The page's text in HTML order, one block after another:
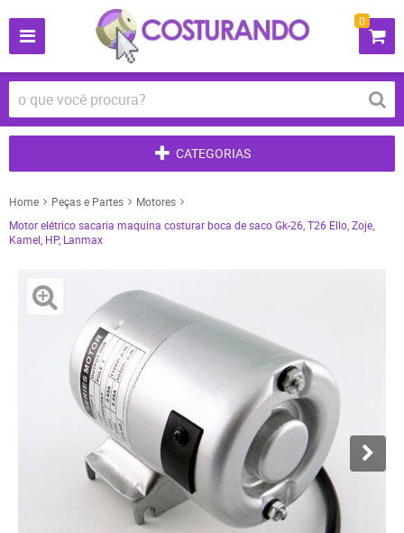
0
CATEGORIAS
Home Peças e Partes
Motores
Motor elétrico sacaria maquina costurar boca de saco Gk-26, T26 Ello, Zoje,
Kamel, HP, Lanmax